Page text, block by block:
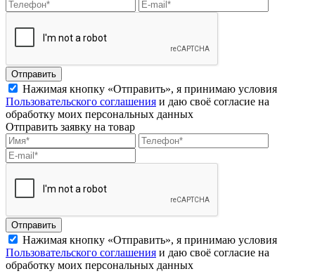
Отправить
Нажимая кнопку «Отправить», я принимаю условия
Пользовательского соглашения и даю своё согласие на
обработку моих персональных данных
Отправить заявку на товар
Отправить
Нажимая кнопку «Отправить», я принимаю условия
Пользовательского соглашения и даю своё согласие на
обработку моих персональных данных